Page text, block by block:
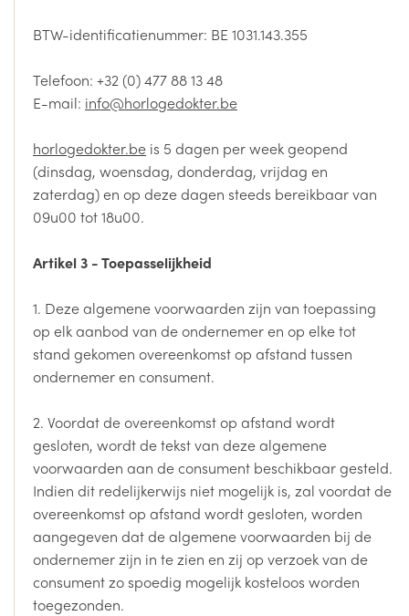
BTW-identificatienummer: BE 1031.143.355
Telefoon: +32 (0) 477 88 13 48
E-mail: info@horlogedokter.be
horlogedokter.be is 5 dagen per week geopend
(dinsdag, woensdag, donderdag, vrijdag en
zaterdag) en op deze dagen steeds bereikbaar van
09u00 tot 18u00.
Artikel 3 - Toepasselijkheid
1. Deze algemene voorwaarden zijn van toepassing
op elk aanbod van de ondernemer en op elke tot
stand gekomen overeenkomst op afstand tussen
ondernemer en consument.
2. Voordat de overeenkomst op afstand wordt
gesloten, wordt de tekst van deze algemene
voorwaarden aan de consument beschikbaar gesteld.
Indien dit redelijkerwijs niet mogelijk is, zal voordat de
overeenkomst op afstand wordt gesloten, worden
aangegeven dat de algemene voorwaarden bij de
ondernemer zijn in te zien en zij op verzoek van de
consument zo spoedig mogelijk kosteloos worden
toegezonden.